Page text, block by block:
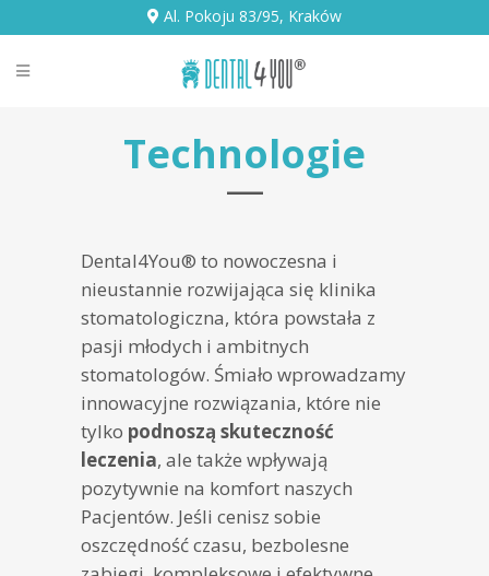
Al. Pokoju 83/95, Kraków
Technologie
—
Dental4You® to nowoczesna i
nieustannie rozwijająca się klinika
stomatologiczna, która powstała z
pasji młodych i ambitnych
stomatologów. Śmiało wprowadzamy
innowacyjne rozwiązania, które nie
tylko podnoszą skuteczność
leczenia, ale także wpływają
pozytywnie na komfort naszych
Pacjentów. Jeśli cenisz sobie
oszczędność czasu, bezbolesne